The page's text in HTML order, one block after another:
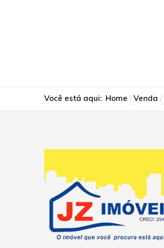
Você está aqui: Home Venda